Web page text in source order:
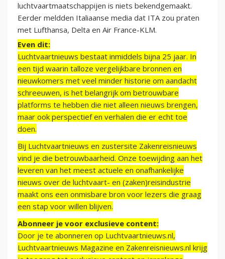
luchtvaartmaatschappijen is niets bekendgemaakt.
Eerder meldden Italiaanse media dat ITA zou praten
met Lufthansa, Delta en Air France-KLM.
Even dit:
Luchtvaartnieuws bestaat inmiddels bijna 25 jaar. In
een tijd waarin talloze vergelijkbare bronnen en
nieuwkomers met veel minder historie om aandacht
schreeuwen, is het belangrijk om betrouwbare
platforms te hebben die niet alleen nieuws brengen,
maar ook perspectief en verhalen die er echt toe
doen.
Bij Luchtvaartnieuws en zustersite Zakenreisnieuws
vind je die betrouwbaarheid. Onze toewijding aan het
leveren van het meest actuele en onafhankelijke
nieuws over de luchtvaart- en (zaken)reisindustrie
maakt ons een onmisbare bron voor lezers die graag
een stap voor willen blijven.
Abonneer je voor exclusieve content:
Door je te abonneren op Luchtvaartnieuws.nl,
Luchtvaartnieuws Magazine en Zakenreisnieuws.nl krijg